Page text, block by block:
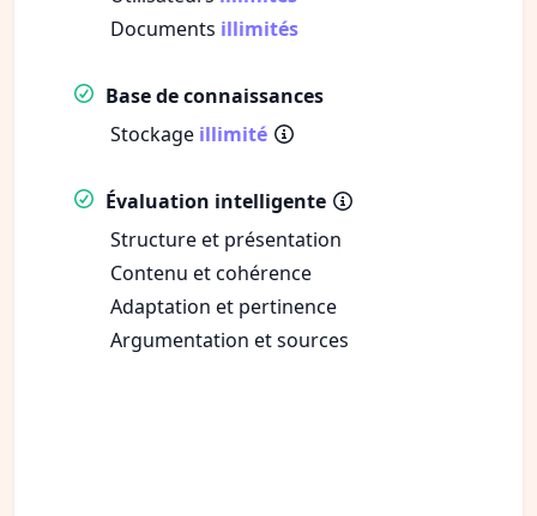
Documents illimités
Base de connaissances
Stockage illimité
Évaluation intelligente
Structure et présentation
Contenu et cohérence
Adaptation et pertinence
Argumentation et sources